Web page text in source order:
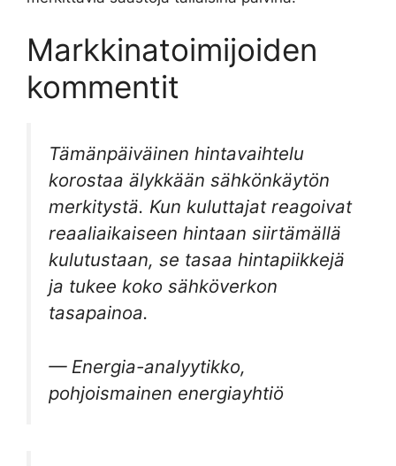
Markkinatoimijoiden
kommentit
Tämänpäiväinen hintavaihtelu
korostaa älykkään sähkönkäytön
merkitystä. Kun kuluttajat reagoivat
reaaliaikaiseen hintaan siirtämällä
kulutustaan, se tasaa hintapiikkejä
ja tukee koko sähköverkon
tasapainoa.
— Energia-analyytikko,
pohjoismainen energiayhtiö